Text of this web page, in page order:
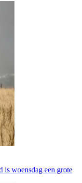
is woensdag een grote